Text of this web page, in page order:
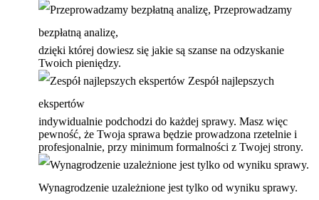
Przeprowadzamy
bezpłatną analizę,
dzięki której dowiesz się jakie są szanse na odzyskanie
Twoich pieniędzy.
Zespół najlepszych
ekspertów
indywidualnie podchodzi do każdej sprawy. Masz więc
pewność, że Twoja sprawa będzie prowadzona rzetelnie i
profesjonalnie, przy minimum formalności z Twojej strony.
Wynagrodzenie uzależnione jest tylko od wyniku sprawy.